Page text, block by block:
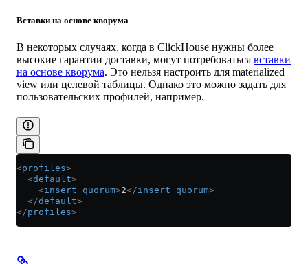
Вставки на основе кворума
В некоторых случаях, когда в ClickHouse нужны более
высокие гарантии доставки, могут потребоваться вставки
на основе кворума. Это нельзя настроить для materialized
view или целевой таблицы. Однако это можно задать для
пользовательских профилей, например.
<profiles>
  <
default>
    <
insert_quorum>2</insert_quorum>
  </
default>
</profiles>